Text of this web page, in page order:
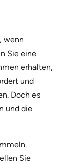
wenn
Sie eine
erhalten,
und
Doch es
und die
Sie